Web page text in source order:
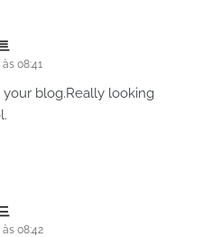
08:41
blog.Really looking
08:42